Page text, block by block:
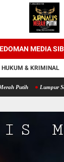
MEDIA
HUKUM & KRIMINAL
Lumpur Sawah Jadi